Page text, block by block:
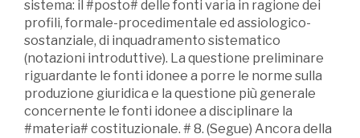
sistema: il #posto# delle fonti varia in ragione dei
profili, formale-procedimentale ed assiologico-
sostanziale, di inquadramento sistematico
(notazioni introduttive). La questione preliminare
riguardante le fonti idonee a porre le norme sulla
produzione giuridica e la questione più generale
concernente le fonti idonee a disciplinare la
#materia# costituzionale. # 8. (Segue) Ancora della